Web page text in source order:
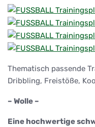
Thematisch passende
Dribbling, Freistöße,
– Wolle –
Eine hochwertige